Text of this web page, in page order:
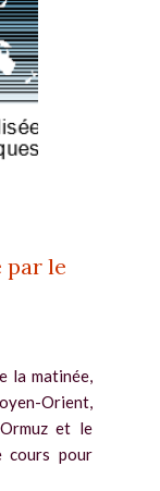
par le
la matinée,
Orient,
et le
cours pour